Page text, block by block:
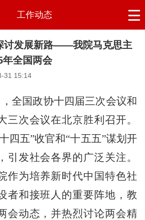
工作动态
讨发展新路——我院马克思主
年全国两会
31 15:14
全国政协十四届三次会议和
三次会议在北京胜利召开。
四五”收官和“十五五”谋划开
引发社会各界的广泛关注。
作为培养新时代中国特色社
者和接班人的重要阵地，教
会动态，并热烈讨论两会精